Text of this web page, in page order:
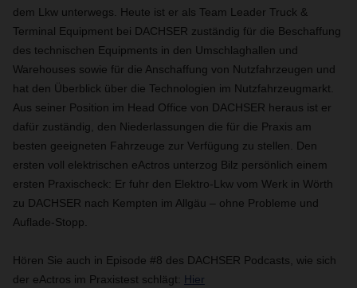
dem Lkw unterwegs. Heute ist er als Team Leader Truck &
Terminal Equipment bei DACHSER zuständig für die Beschaffung
des technischen Equipments in den Umschlaghallen und
Warehouses sowie für die Anschaffung von Nutzfahrzeugen und
hat den Überblick über die Technologien im Nutzfahrzeugmarkt.
Aus seiner Position im Head Office von DACHSER heraus ist er
dafür zuständig, den Niederlassungen die für die Praxis am
besten geeigneten Fahrzeuge zur Verfügung zu stellen. Den
ersten voll elektrischen eActros unterzog Bilz persönlich einem
ersten Praxischeck: Er fuhr den Elektro-Lkw vom Werk in Wörth
zu DACHSER nach Kempten im Allgäu – ohne Probleme und
Auflade-Stopp.
Hören Sie auch in Episode #8 des DACHSER Podcasts, wie sich
der eActros im Praxistest schlägt: Hier